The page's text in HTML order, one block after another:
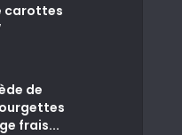
carottes
de
frais...